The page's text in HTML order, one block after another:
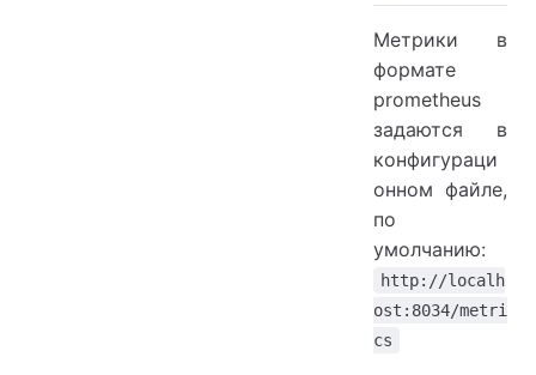
Метрики в
формате
prometheus
задаются в
конфигураци
онном файле,
по
умолчанию:
http://localh
ost:8034/metri
cs